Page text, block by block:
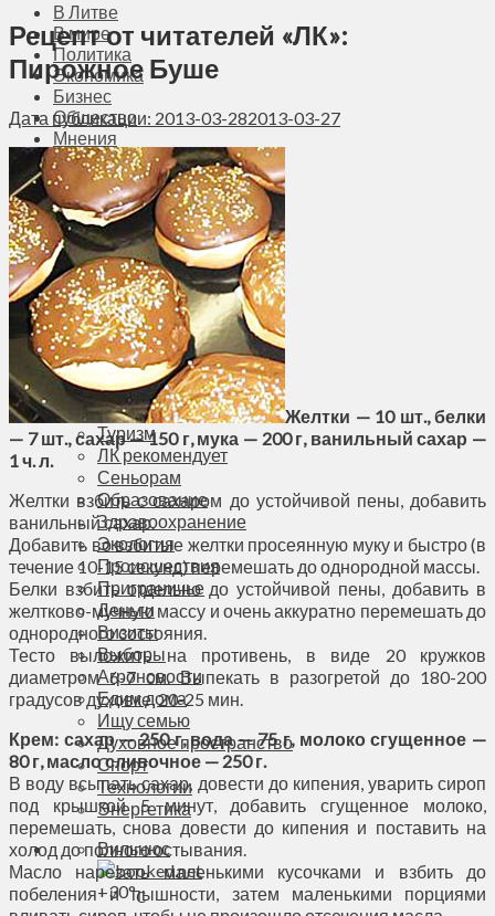
В Литве
В мире
Политика
Экономика
Бизнес
Общество
Мнения
Вильнюс
Клайпеда
Висагинас
Регионы
Соседи
Транспорт
Выбор читателей
Калейдоскоп
Армия
Сейм Литвы
Культура
Больше
Фоторепортаж
Туризм
ЛК рекомендует
Сеньорам
Образование
Здравоохранение
Экология
Происшествия
Приграничье
Деньги
Визиты
Выборы
Агроновости
Едим дома
Ищу семью
Духовное пространство
Спорт
Технологии
Энергетика
Вильнюс
+30°C
Рецепт от читателей «ЛК»:
Пирожное Буше
Дата публикации: 2013-03-282013-03-27
Желтки — 10 шт., белки
— 7 шт., сахар — 150 г, мука — 200 г, ванильный сахар —
1 ч. л.
Желтки взбить с сахаром до устойчивой пены, добавить
ванильный сахар.
Добавить во взбитые желтки просеянную муку и быстро (в
течение 10-15 секунд) перемешать до однородной массы.
Белки взбить отдельно до устойчивой пены, добавить в
желтково-мучную массу и очень аккуратно перемешать до
однородного состояния.
Тесто выложить на противень, в виде 20 кружков
диаметром 6-7 см. Выпекать в разогретой до 180-200
градусов духовке, 20-25 мин.
Крем: сахар — 250 г, вода — 75 г, молоко сгущенное —
80 г, масло сливочное — 250 г.
В воду всыпать сахар, довести до кипения, уварить сироп
под крышкой 5 минут, добавить сгущенное молоко,
перемешать, снова довести до кипения и поставить на
холод до полного остывания.
Масло нарезать маленькими кусочками и взбить до
побеления и пышности, затем маленькими порциями